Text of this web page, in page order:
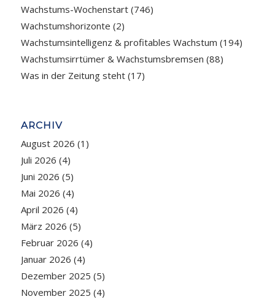
Wachstums-Wochenstart(746)
Wachstumshorizonte (2)
Wachstumsintelligenz & profitables Wachstum (194)
Wachstumsirrtümer & Wachstumsbremsen (88)
Was in der Zeitung steht(17)
ARCHIV
August 2026 (1)
Juli 2026 (4)
Juni 2026 (5)
Mai 2026 (4)
April 2026 (4)
März 2026 (5)
Februar 2026 (4)
Januar 2026 (4)
Dezember 2025 (5)
November 2025 (4)